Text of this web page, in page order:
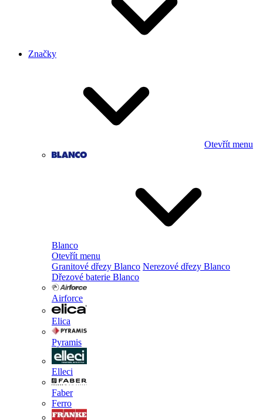
Značky
Otevřít menu
Blanco
Otevřít menu
Granitové dřezy Blanco Nerezové dřezy Blanco
Dřezové baterie Blanco
Airforce
Elica
Pyramis
Elleci
Faber
Ferro